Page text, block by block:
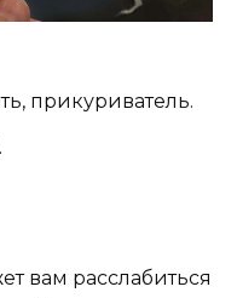
прикуриватель.
вам расслабиться